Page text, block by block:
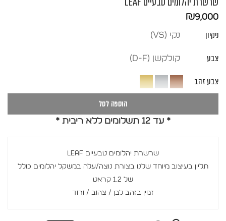
₪9,000
ניקיון נקי (vs)
צבע קולקשן (D-F)
צבע זהב
הוספה לסל
* עד 12 תשלומים ללא ריבית *
שרשרת יהלומים טבעיים LEAF
תליון בעיצוב מיוחד שלנו בצורת נוצה/עלה במשקל יהלומים כולל
של 1.2 קראט
זמין בזהב לבן / צהוב / ורוד